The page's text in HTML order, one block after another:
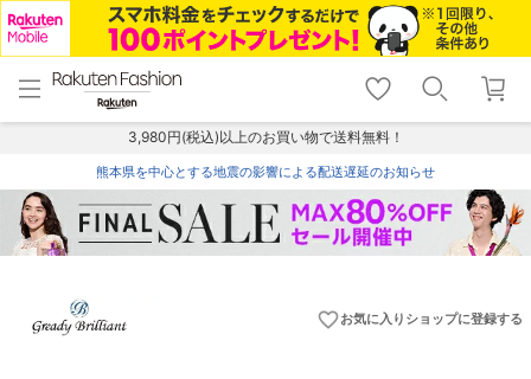
menu home
トップ
shopping_cart lock_outline
ログイン
3,980円(税込)以上のお買い物で送料無料！
熊本県を中心とする地震の影響による配送遅延のお知らせ
favorite_borderお気に入りショップに登録する